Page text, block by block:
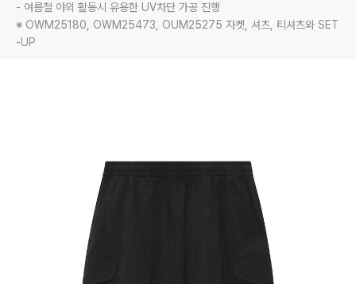
- 여름철 야외 활동시 유용한 UV차단 가공 진행
※ OWM25180, OWM25473, OUM25275 자켓, 셔츠, 티셔츠와 SET
-UP